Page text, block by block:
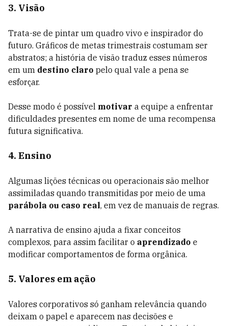
3. Visão
Trata-se de pintar um quadro vivo e inspirador do
futuro. Gráficos de metas trimestrais costumam ser
abstratos; a história de visão traduz esses números
em um destino claro pelo qual vale a pena se
esforçar.
Desse modo é possível motivar a equipe a enfrentar
dificuldades presentes em nome de uma recompensa
futura significativa.
4. Ensino
Algumas lições técnicas ou operacionais são melhor
assimiladas quando transmitidas por meio de uma
parábola ou caso real, em vez de manuais de regras.
A narrativa de ensino ajuda a fixar conceitos
complexos, para assim facilitar o aprendizado e
modificar comportamentos de forma orgânica.
5. Valores em ação
Valores corporativos só ganham relevância quando
deixam o papel e aparecem nas decisões e